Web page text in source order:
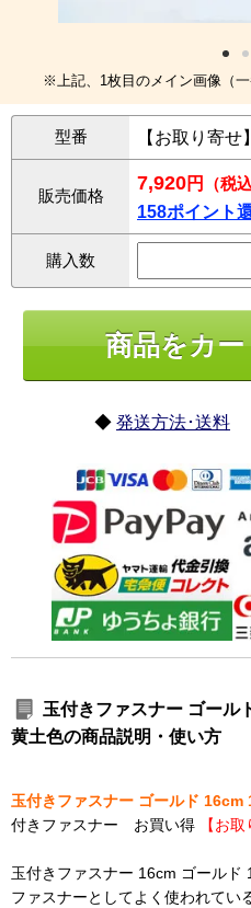
※上記、1枚目のメイン画像（一
型番 【お取り寄
販売価格
7,920円
（税
158ポイント
購入数
◆ 発送方法･送料
玉付きファスナー ゴール
黄土色の商品説明・使い方
玉付きファスナー ゴールド 16cm
付きファスナー お買い得
【お
玉付きファスナー 16cm ゴールド
ファスナーとしてよく使われてい